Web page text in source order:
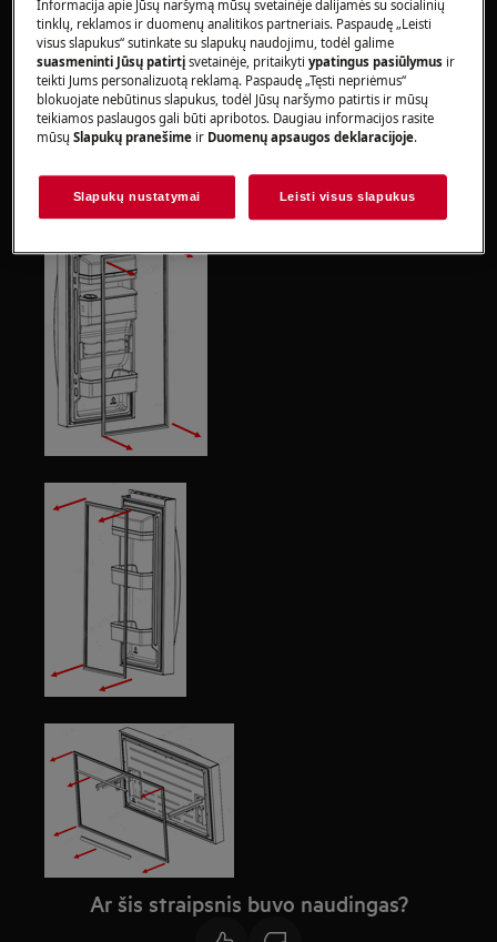
Atkreipkite dėmesį, kad netinkamas remontas ar
neprofesionalus remontas gali turėti saugos
pasekmių
Durų tarpiklių keitimas
Ar šis straipsnis buvo naudingas?
Informacija apie Jūsų naršymą mūsų svetainėje dalijamės su socialinių
tinklų, reklamos ir duomenų analitikos partneriais. Paspaudę „Leisti
visus slapukus“ sutinkate su slapukų naudojimu, todėl galime
suasmeninti Jūsų patirtįsvetainėje, pritaikytiypatingus pasiūlymus ir
teikti Jums personalizuotą reklamą. Paspaudę „Tęsti nepriėmus“
blokuojate nebūtinus slapukus, todėl Jūsų naršymo patirtis ir mūsų
teikiamos paslaugos gali būti apribotos. Daugiau informacijos rasite
mūsųSlapukų pranešime ir Duomenų apsaugos deklaracijoje.
Slapukų nustatymai Leisti visus slapukus